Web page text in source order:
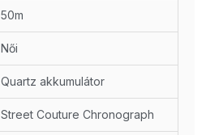
50m
Női
Quartz akkumulátor
Street Couture Chronograph